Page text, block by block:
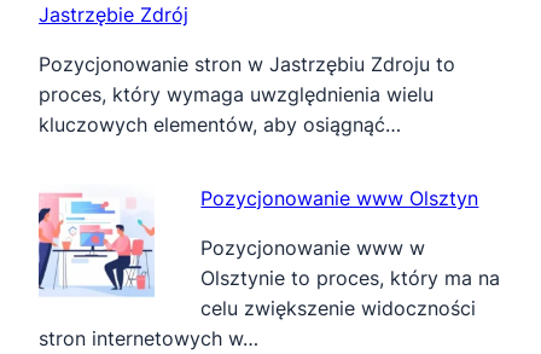
Jastrzębie Zdrój
Pozycjonowanie stron w Jastrzębiu Zdroju to
proces, który wymaga uwzględnienia wielu
kluczowych elementów, aby osiągnąć…
Pozycjonowanie www Olsztyn
Pozycjonowanie www w
Olsztynie to proces, który ma na
celu zwiększenie widoczności
stron internetowych w…